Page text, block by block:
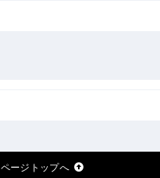
ページトップへ